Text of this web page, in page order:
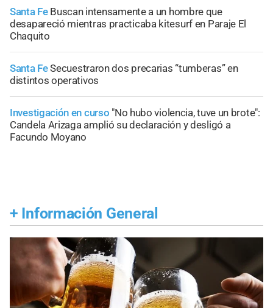
Santa Fe Buscan intensamente a un hombre que
desapareció mientras practicaba kitesurf en Paraje El
Chaquito
Santa FeSecuestraron dos precarias “tumberas” en
distintos operativos
Investigación en curso "No hubo violencia, tuve un brote":
Candela Arizaga amplió su declaración y desligó a
Facundo Moyano
+ Información General